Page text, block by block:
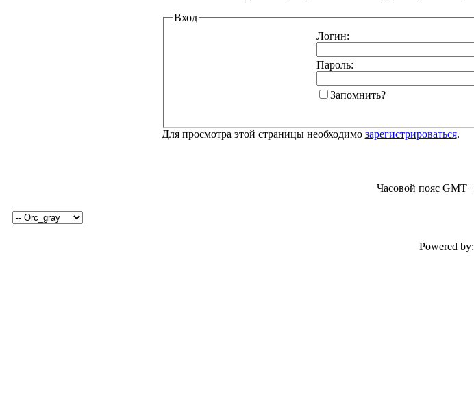
Вход
Логин:
Пароль:
Запомнить?
Для просмотра этой страницы необходимо зарегистрироваться.
Часовой пояс GMT
Powered